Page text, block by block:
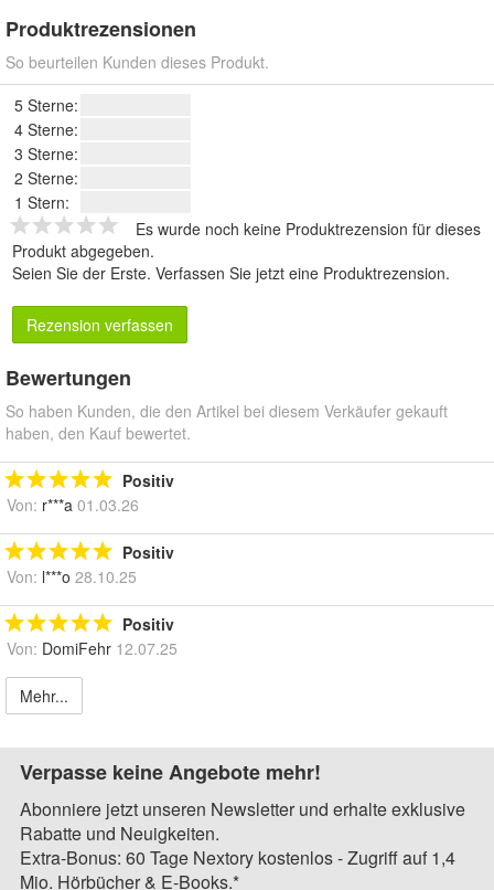
Produktrezensionen
So beurteilen Kunden dieses Produkt.
5 Sterne:
4 Sterne:
3 Sterne:
2 Sterne:
1 Stern:
Es wurde noch keine Produktrezension für dieses
Produkt abgegeben.
Seien Sie der Erste. Verfassen Sie jetzt eine Produktrezension.
Rezension verfassen
Bewertungen
So haben Kunden, die den Artikel bei diesem Verkäufer gekauft
haben, den Kauf bewertet.
Positiv
Von: r***a 01.03.26
Positiv
Von: l***o 28.10.25
Positiv
Von: DomiFehr 12.07.25
Mehr...
Verpasse keine Angebote mehr!
Abonniere jetzt unseren Newsletter und erhalte exklusive
Rabatte und Neuigkeiten.
Extra-Bonus: 60 Tage Nextory kostenlos - Zugriff auf 1,4
Mio. Hörbücher & E-Books.*